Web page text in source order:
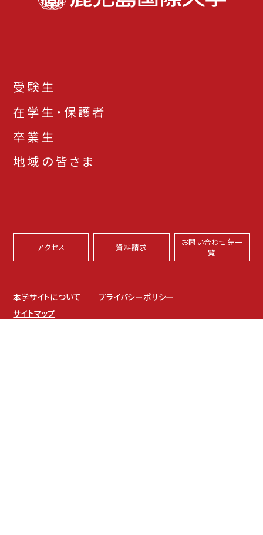
受験生
在学生・保護者
卒業生
地域の皆さま
アクセス 資料請求
お問い合わせ先一
覧
本学サイトについて
プライバシーポリシー
サイトマップ